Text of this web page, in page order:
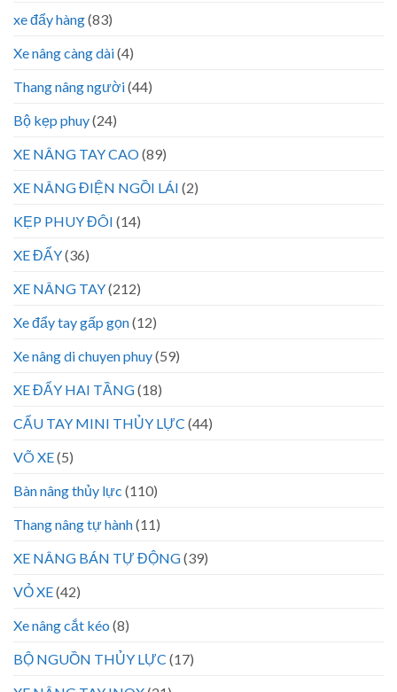
xe đẩy hàng(83)
Xe nâng càng dài(4)
Thang nâng người(44)
Bộ kẹp phuy(24)
XE NÂNG TAY CAO(89)
XE NÂNG ĐIỆN NGỒI LÁI (2)
KẸP PHUY ĐÔI (14)
XE ĐẨY(36)
XE NÂNG TAY(212)
Xe đẩy tay gấp gọn(12)
Xe nâng di chuyen phuy(59)
XE ĐẨY HAI TẦNG(18)
CẨU TAY MINI THỦY LỰC (44)
VÕ XE(5)
Bàn nâng thủy lực (110)
Thang nâng tự hành(11)
XE NÂNG BÁN TỰ ĐỘNG(39)
VỎ XE(42)
Xe nâng cắt kéo (8)
BỘ NGUỒN THỦY LỰC (17)